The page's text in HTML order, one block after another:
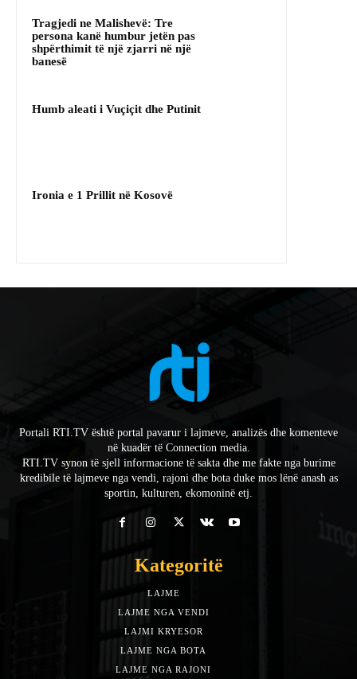
Tragjedi ne Malishevë: Tre
persona kanë humbur jetën pas
shpërthimit të një zjarri në një
banesë
Humb aleati i Vuçiçit dhe Putinit
Ironia e 1 Prillit në Kosovë
Portali RTI.TV është portal pavarur i lajmeve, analizës dhe komenteve
në kuadër të Connection media.
RTI.TV synon të sjell informacione të sakta dhe me fakte nga burime
kredibile të lajmeve nga vendi, rajoni dhe bota duke mos lënë anash as
sportin, kulturen, ekomoninë etj.
Kategoritë
LAJME
LAJME NGA VENDI
LAJMI KRYESOR
LAJME NGA BOTA
LAJME NGA RAJONI